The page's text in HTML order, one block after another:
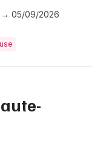
05/09/2026